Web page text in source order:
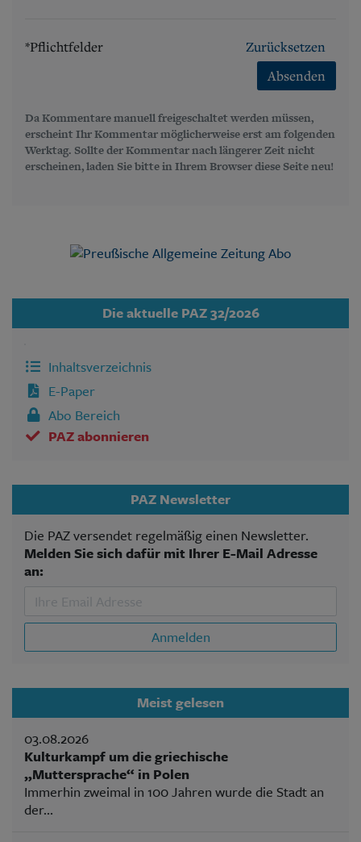
*Pflichtfelder
Zurücksetzen
Absenden
Da Kommentare manuell freigeschaltet werden müssen,
erscheint Ihr Kommentar möglicherweise erst am folgenden
Werktag. Sollte der Kommentar nach längerer Zeit nicht
erscheinen, laden Sie bitte in Ihrem Browser diese Seite neu!
Die aktuelle PAZ 32/2026
Inhaltsverzeichnis
E-Paper
Abo Bereich
PAZ abonnieren
PAZ Newsletter
Die PAZ versendet regelmäßig einen Newsletter.
Melden Sie sich dafür mit Ihrer E-Mail Adresse
an:
Anmelden
Meist gelesen
03.08.2026
Kulturkampf um die griechische
„Muttersprache“ in Polen
Immerhin zweimal in 100 Jahren wurde die Stadt an
der...